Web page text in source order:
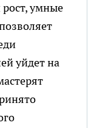
умные
уйдет на